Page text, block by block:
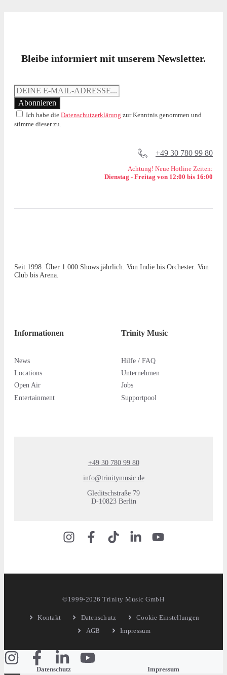
Bleibe informiert mit unserem Newsletter.
Ich habe die Datenschutzerklärung zur Kenntnis genommen und
stimme dieser zu.
+49 30 780 99 80
Achtung! Neue Hotline Zeiten:
Dienstag - Freitag von 12:00 bis 16:00
Seit 1998. Über 1.000 Shows jährlich. Von Indie bis Orchester. Von
Club bis Arena.
Informationen
News
Locations
Open Air
Entertainment
Trinity Music
Hilfe / FAQ
Unternehmen
Jobs
Supportpool
+49 30 780 99 80
info@trinitymusic.de
Gleditschstraße 79
D-10823 Berlin
©1999-2026 Trinity Music GmbH
Kontakt Datenschutz
Cookie Einstellungen
AGB
Impressum
Datenschutz Impressum